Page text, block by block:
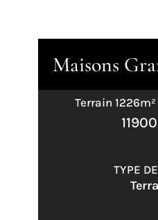
Maisons
Terrain
TYPE